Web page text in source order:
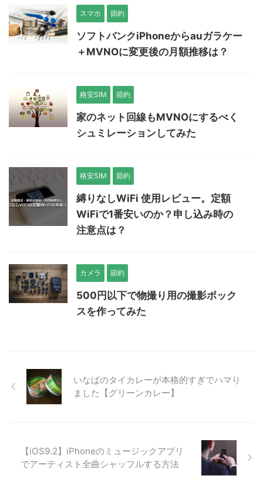
スマホ 節約
ソフトバンクiPhoneからauガラケー
＋MVNOに変更後の月額推移は？
格安SIM 節約
家のネット回線もMVNOにするべく
シュミレーションしてみた
格安SIM 節約
縛りなしWiFi 使用レビュー。定額
WiFiで1番安いのか？申し込み時の
注意点は？
カメラ 節約
500円以下で物撮り用の撮影ボック
スを作ってみた
いなばのタイカレーが本格的すぎでハマり
ました【グリーンカレー】
【iOS9.2】iPhoneのミュージックアプリ
でアーティスト全曲シャッフルする方法